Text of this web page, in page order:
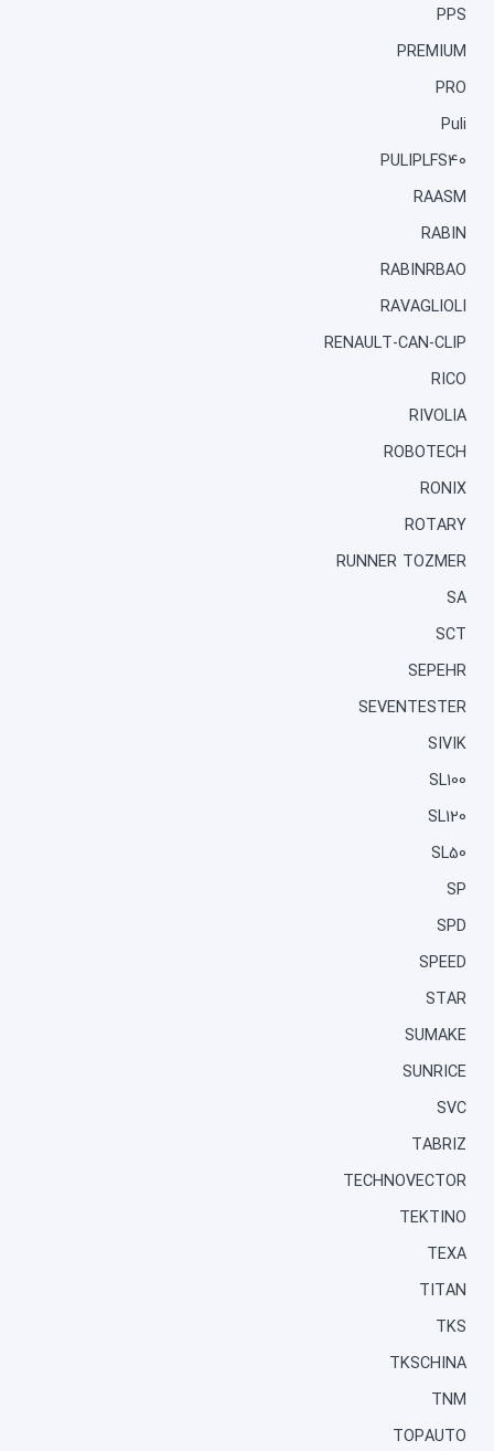
PPS
PREMIUM
PRO
Puli
PULIPLFS40
RAASM
RABIN
RABINRBAO
RAVAGLIOLI
RENAULT-CAN-CLIP
RICO
RIVOLIA
ROBOTECH
RONIX
ROTARY
RUNNER TOZMER
SA
SCT
SEPEHR
SEVENTESTER
SIVIK
SL100
SL120
SL50
SP
SPD
SPEED
STAR
SUMAKE
SUNRICE
SVC
TABRIZ
TECHNOVECTOR
TEKTINO
TEXA
TITAN
TKS
TKSCHINA
TNM
TOPAUTO